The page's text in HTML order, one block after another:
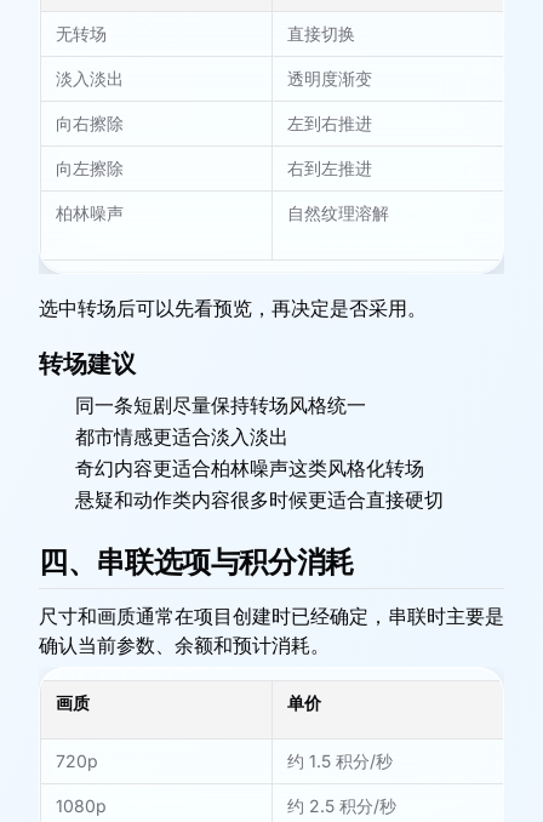
无转场 直接切换
淡入淡出 透明度渐变
向右擦除 左到右推进
向左擦除 右到左推进
柏林噪声 自然纹理溶解
选中转场后可以先看预览，再决定是否采用。
转场建议
同一条短剧尽量保持转场风格统一
都市情感更适合淡入淡出
奇幻内容更适合柏林噪声这类风格化转场
悬疑和动作类内容很多时候更适合直接硬切
四、串联选项与积分消耗
尺寸和画质通常在项目创建时已经确定，串联时主要是
确认当前参数、余额和预计消耗。
画质 单价
720p 约 1.5 积分/秒
1080p 约 2.5 积分/秒